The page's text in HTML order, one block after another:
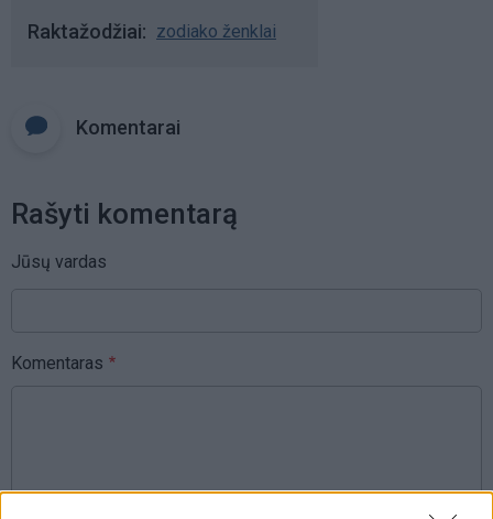
Raktažodžiai zodiako ženklai
Komentarai
Rašyti komentarą
Jūsų vardas
Komentaras